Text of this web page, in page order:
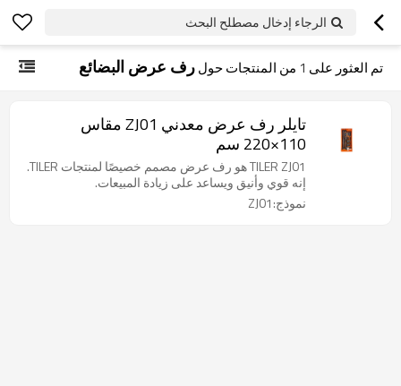
الرجاء إدخال مصطلح البحث
تم العثور على 1 من المنتجات حولرف عرض البضائع
تايلر رف عرض معدني ZJ01 مقاس
110×220 سم
TILER ZJ01 هو رف عرض مصمم خصيصًا لمنتجات TILER.
إنه قوي وأنيق ويساعد على زيادة المبيعات.
نموذج:ZJ01